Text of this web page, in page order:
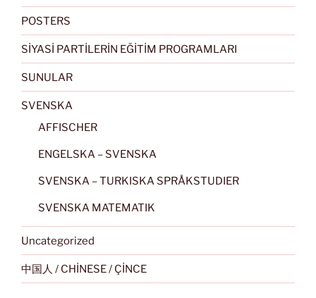
POSTERS
SİYASİ PARTİLERİN EĞİTİM PROGRAMLARI
SUNULAR
SVENSKA
AFFISCHER
ENGELSKA – SVENSKA
SVENSKA – TURKISKA SPRÅKSTUDIER
SVENSKA MATEMATIK
Uncategorized
中国人 / CHİNESE / ÇİNCE